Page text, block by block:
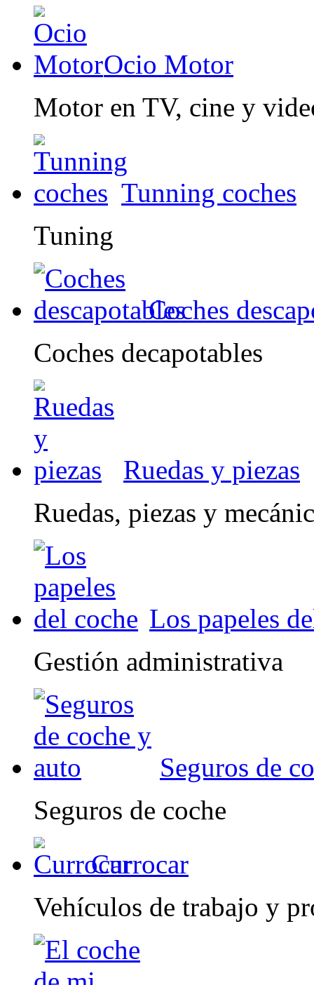
Ocio Motor
Motor en TV, cine y
Tunning coches
Tuning
Coches
Coches decapotables
Ruedas y piezas
Ruedas, piezas y
Los papeles
Gestión administrativa
Seguros de
Seguros de coche
Currocar
Vehículos de trabajo y